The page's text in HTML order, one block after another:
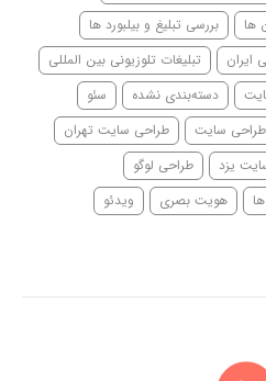
ها
بررسی تبلیغ و بیلبورد ها
ایران
تبلیغات تلوزیونی بین المللی
دسته‌بندی نشده
سئو
طراحی سایت
طراحی سایت تهران
یزد
طراحی لوگو
هویت بصری ویدئو